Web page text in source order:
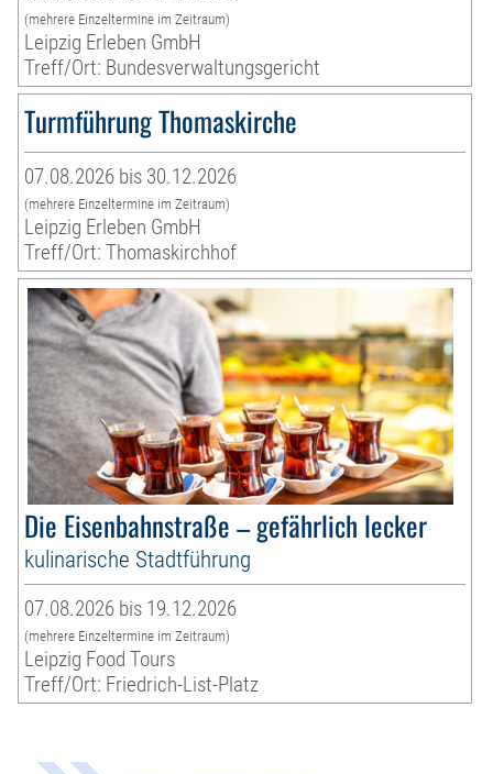
(mehrere Einzeltermine im Zeitraum)
Leipzig Erleben GmbH
Treff/Ort: Bundesverwaltungsgericht
Turmführung Thomaskirche
07.08.2026 bis 30.12.2026
(mehrere Einzeltermine im Zeitraum)
Leipzig Erleben GmbH
Treff/Ort: Thomaskirchhof
Die Eisenbahnstraße – gefährlich lecker
kulinarische Stadtführung
07.08.2026 bis 19.12.2026
(mehrere Einzeltermine im Zeitraum)
Leipzig Food Tours
Treff/Ort: Friedrich-List-Platz